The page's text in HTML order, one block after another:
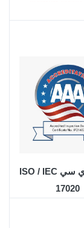
ايزو/آي إي سي ISO / IEC
17020